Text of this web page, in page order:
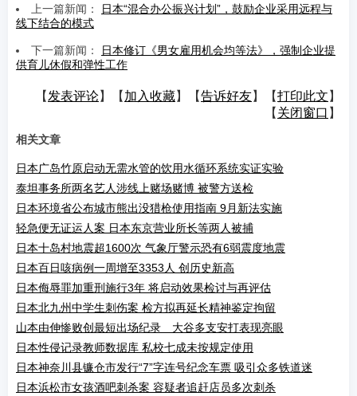
上一篇新闻：
日本“混合办公振兴计划”，鼓励企业采用远程与
线下结合的模式
下一篇新闻：
日本修订《男女雇用机会均等法》，强制企业提
供育儿休假和弹性工作
【 发表评论】【 加入收藏】【告诉好友】【打印此文 】
【 关闭窗口 】
相关文章
日本广岛竹原启动无需水管的饮用水循环系统实证实验
泰坦事务所两名艺人涉线上赌场赌博 被警方送检
日本环境省公布城市熊出没猎枪使用指南 9月新法实施
轻急便无证运人案 日本东京营业所长等两人被捕
日本十岛村地震超1600次 气象厅警示恐有6弱震度地震
日本百日咳病例一周增至3353人 创历史新高
日本侮辱罪加重刑施行3年 将启动效果检讨与再评估
日本北九州中学生刺伤案 检方拟再延长精神鉴定拘留
山本由伸惨败创最短出场纪录 大谷多支安打表现亮眼
日本性侵记录教师数据库 私校七成未按规定使用
日本神奈川县镰仓市发行“7”字连号纪念车票 吸引众多铁道迷
日本浜松市女孩酒吧刺杀案 容疑者追赶店员多次刺杀